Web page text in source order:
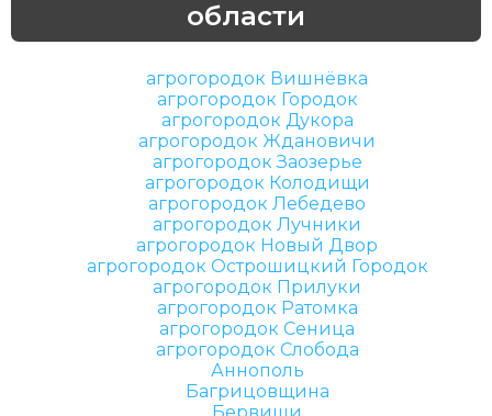
области
агрогородок Вишнёвка
агрогородок Городок
агрогородок Дукора
агрогородок Ждановичи
агрогородок Заозерье
агрогородок Колодищи
агрогородок Лебедево
агрогородок Лучники
агрогородок Новый Двор
агрогородок Острошицкий Городок
агрогородок Прилуки
агрогородок Ратомка
агрогородок Сеница
агрогородок Слобода
Аннополь
Багрицовщина